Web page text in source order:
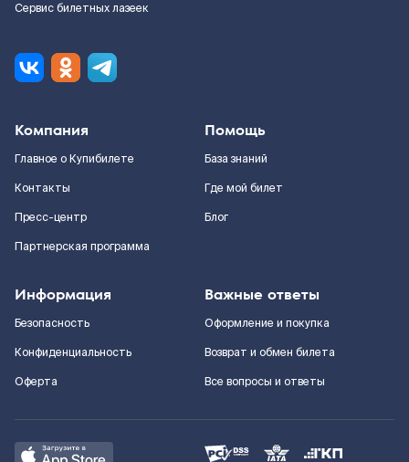
Сервис билетных лазеек
Компания
Главное о Купибилете
Контакты
Пресс-центр
Партнерская программа
Помощь
База знаний
Где мой билет
Блог
Информация
Безопасность
Конфиденциальность
Оферта
Важные ответы
Оформление и покупка
Возврат и обмен билета
Все вопросы и ответы